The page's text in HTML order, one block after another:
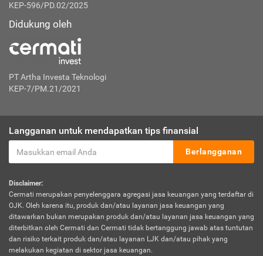
KEP-596/PD.02/2025
Didukung oleh
PT Artha Investa Teknologi
KEP-7/PM.21/2021
Langganan untuk mendapatkan tips finansial
Berlangganan
Disclaimer:
Cermati merupakan penyelenggara agregasi jasa keuangan yang terdaftar di
OJK. Oleh karena itu, produk dan/atau layanan jasa keuangan yang
ditawarkan bukan merupakan produk dan/atau layanan jasa keuangan yang
diterbitkan oleh Cermati dan Cermati tidak bertanggung jawab atas tuntutan
dan risiko terkait produk dan/atau layanan LJK dan/atau pihak yang
melakukan kegiatan di sektor jasa keuangan.